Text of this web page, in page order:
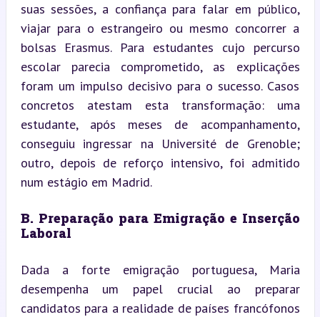
suas sessões, a confiança para falar em público,
viajar para o estrangeiro ou mesmo concorrer a
bolsas Erasmus. Para estudantes cujo percurso
escolar parecia comprometido, as explicações
foram um impulso decisivo para o sucesso. Casos
concretos atestam esta transformação: uma
estudante, após meses de acompanhamento,
conseguiu ingressar na Université de Grenoble;
outro, depois de reforço intensivo, foi admitido
num estágio em Madrid.
B. Preparação para Emigração e Inserção
Laboral
Dada a forte emigração portuguesa, Maria
desempenha um papel crucial ao preparar
candidatos para a realidade de países francófonos